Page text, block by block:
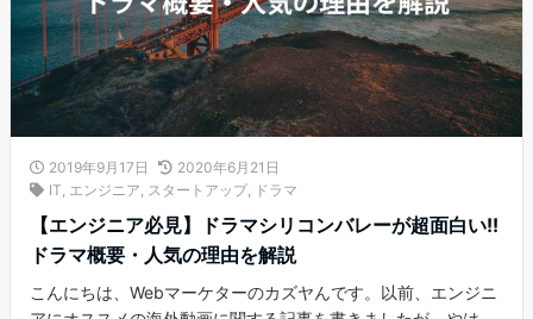
2019年9月17日
2020年6月21日
IT, エンジニア, スタートアップ, ドラマ
【エンジニア必見】ドラマシリコンバレーが超面白い!!
ドラマ概要・人気の理由を解説
こんにちは、Webマーケターのカズヤんです。以前、エンジニ